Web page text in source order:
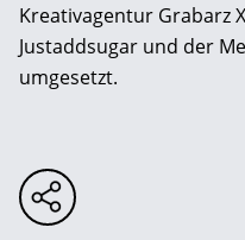
Kreativagentur Grabarz
Justaddsugar und der
umgesetzt.